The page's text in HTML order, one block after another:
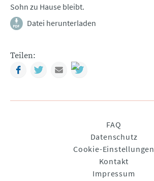
Sohn zu Hause bleibt.
Datei herunterladen
Teilen:
FacebookTwitterMail
FAQ
Datenschutz
Cookie-Einstellungen
Kontakt
Impressum